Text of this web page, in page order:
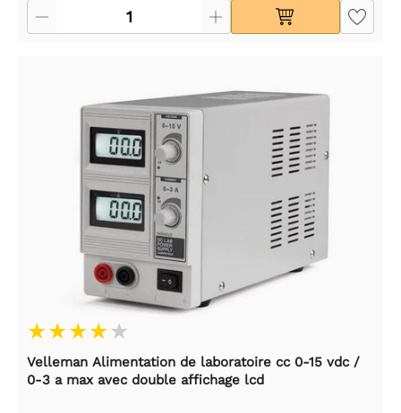
Velleman Alimentation de laboratoire cc 0-15 vdc /
0-3 a max avec double affichage lcd